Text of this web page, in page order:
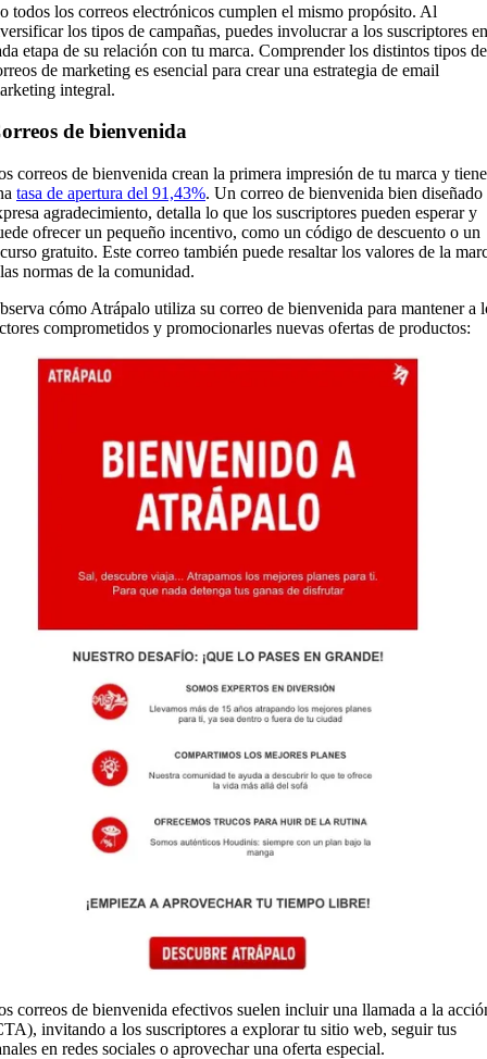
todos los correos electrónicos cumplen el mismo propósito. Al
los tipos de campañas, puedes involucrar a los suscriptores en
etapa de su relación con tu marca. Comprender los distintos tipos de
de marketing es esencial para crear una estrategia de email
integral.
de bienvenida
correos de bienvenida crean la primera impresión de tu marca y
tasa de apertura del 91,43%. Un correo de bienvenida bien diseñado
agradecimiento, detalla lo que los suscriptores pueden esperar y
ofrecer un pequeño incentivo, como un código de descuento o un
gratuito. Este correo también puede resaltar los valores de la
normas de la comunidad.
cómo Atrápalo utiliza su correo de bienvenida para mantener a
comprometidos y promocionarles nuevas ofertas de productos:
correos de bienvenida efectivos suelen incluir una llamada a la
invitando a los suscriptores a explorar tu sitio web, seguir tus
en redes sociales o aprovechar una oferta especial.